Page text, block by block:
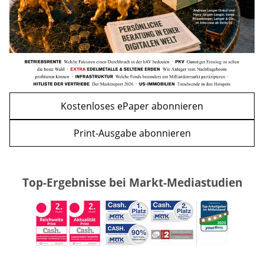
Kostenloses ePaper abonnieren
Print-Ausgabe abonnieren
Top-Ergebnisse bei Markt-Mediastudien